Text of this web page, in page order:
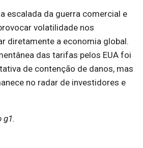
escalada da guerra comercial e
volatilidade nos
diretamente a economia global.
das tarifas pelos EUA foi
de contenção de danos, mas
no radar de investidores e
g1.